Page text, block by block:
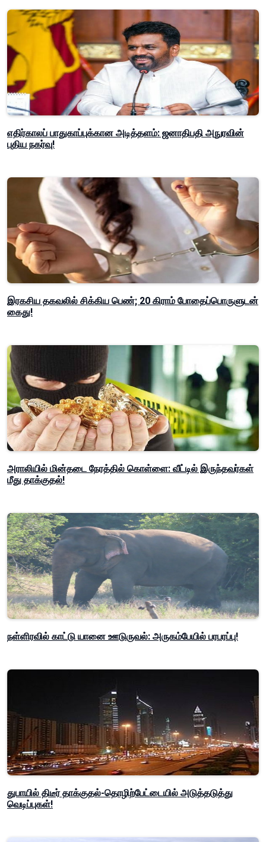
எதிர்காலப் பாதுகாப்புக்கான அடித்தளம்: ஜனாதிபதி அநுரவின்
புதிய நகர்வு!
இரகசிய தகவலில் சிக்கிய பெண்; 20 கிராம் போதைப்பொருளுடன்
கைது!
அராலியில் மின்தடை நேரத்தில் கொள்ளை: வீட்டில் இருந்தவர்கள்
மீது தாக்குதல்!
நள்ளிரவில் காட்டு யானை ஊடுருவல்: அருகம்பேயில் பரபரப்பு!
துபாயில் திடீர் தாக்குதல்-தொழிற்பேட்டையில் அடுத்தடுத்து
வெடிப்புகள்!